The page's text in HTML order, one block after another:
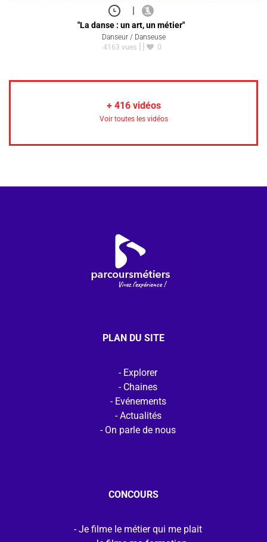
|
"La danse : un art, un métier"
Danseur / Danseuse
4163 vues
0
+ 416vidéos
Voir toutes les vidéos
PLAN DU SITE
Explorer
Chaines
Evénements
Actualités
On parle de nous
CONCOURS
Je filme le métier qui me plait